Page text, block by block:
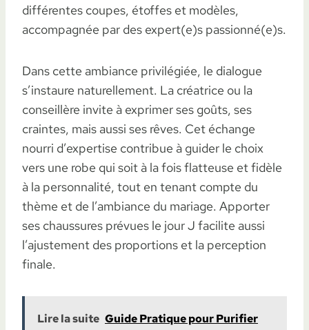
différentes coupes, étoffes et modèles,
accompagnée par des expert(e)s passionné(e)s.
Dans cette ambiance privilégiée, le dialogue
s’instaure naturellement. La créatrice ou la
conseillère invite à exprimer ses goûts, ses
craintes, mais aussi ses rêves. Cet échange
nourri d’expertise contribue à guider le choix
vers une robe qui soit à la fois flatteuse et fidèle
à la personnalité, tout en tenant compte du
thème et de l’ambiance du mariage. Apporter
ses chaussures prévues le jour J facilite aussi
l’ajustement des proportions et la perception
finale.
Lire la suite Guide Pratique pour Purifier